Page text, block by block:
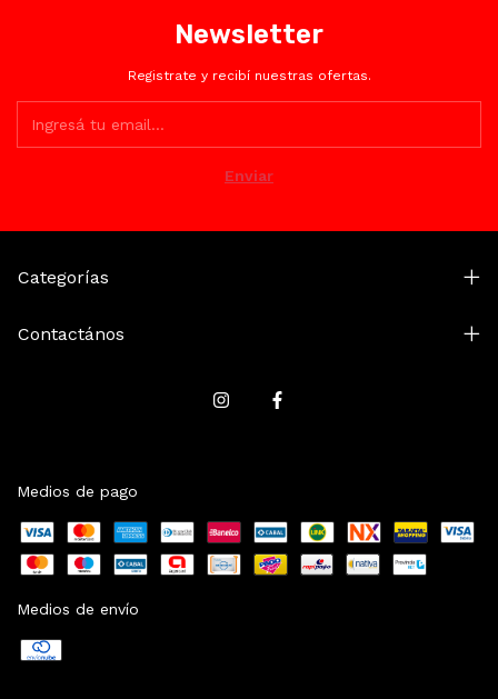
Newsletter
Registrate y recibí nuestras ofertas.
Categorías
Contactános
Medios de pago
Medios de envío